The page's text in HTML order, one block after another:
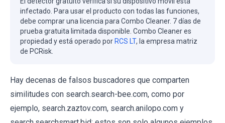
infectado. Para usar el producto con todas las funciones,
debe comprar una licencia para Combo Cleaner. 7 días de
prueba gratuita limitada disponible. Combo Cleaner es
propiedad y está operado por RCS LT, la empresa matriz
de PCRisk.
Hay decenas de falsos buscadores que comparten
similitudes con search.search-bee.com, como por
ejemplo, search.zaztov.com, search.anilopo.com y